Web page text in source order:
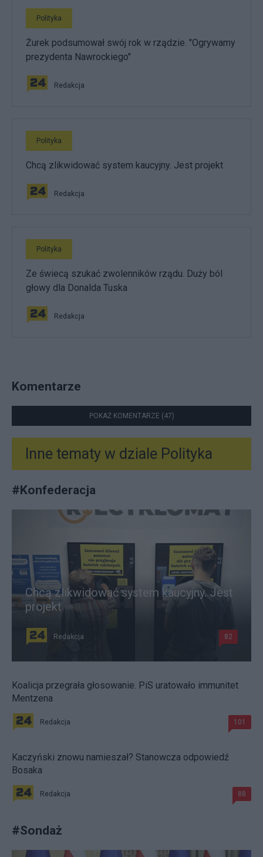
Polityka
Żurek podsumował swój rok w rządzie. "Ogrywamy
prezydenta Nawrockiego"
Redakcja
Polityka
Chcą zlikwidować system kaucyjny. Jest projekt
Redakcja
Polityka
Ze świecą szukać zwolenników rządu. Duży ból
głowy dla Donalda Tuska
Redakcja
Komentarze
POKAŻ KOMENTARZE (47)
Inne tematy w dziale Polityka
#Konfederacja
Chcą zlikwidować system kaucyjny. Jest
projekt
Redakcja 82
Koalicja przegrała głosowanie. PiS uratowało immunitet
Mentzena
Redakcja 101
Kaczyński znowu namieszał? Stanowcza odpowiedź
Bosaka
Redakcja 88
#Sondaż